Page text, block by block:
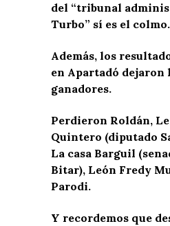
del “tribunal
Turbo” sí es el
Además, los
en Apartadó dejaron
ganadores.
Perdieron Roldán,
Quintero (diputado
La casa Barguil
Bitar), León Fredy
Parodi.
Y recordemos que